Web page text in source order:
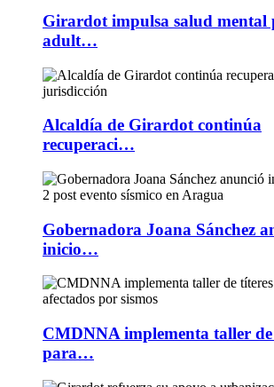
Girardot impulsa salud mental
adult…
Alcaldía de Girardot continúa
recuperaci…
Gobernadora Joana Sánchez
inicio…
CMDNNA implementa taller de
para…